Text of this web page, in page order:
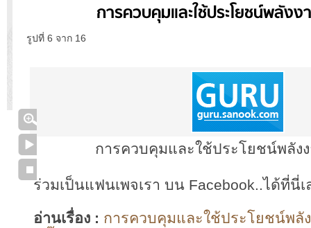
การควบคุมและใช้ประโยชน์พลัง
รูปที่ 6 จาก 16
การควบคุมและใช้ประโยชน์พลัง
ร่วมเป็นแฟนเพจเรา บน Facebook..ได้ที่นี่เ
อ่านเรื่อง : การควบคุมและใช้ประโยชน์พลั